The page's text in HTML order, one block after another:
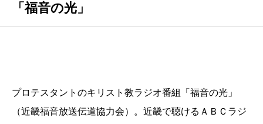
「福音の光」
プロテスタントのキリスト教ラジオ番組「福音の光」
（近畿福音放送伝道協力会）。近畿で聴けるＡＢＣラジ